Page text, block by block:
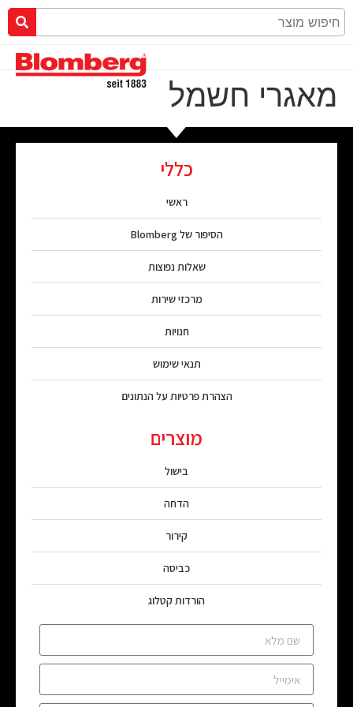
מאגרי חשמל
כללי
ראשי
הסיפור של Blomberg
שאלות נפוצות
מרכזי שירות
חנויות
תנאי שימוש
הצהרת פרטיות על הנתונים
מוצרים
בישול
הדחה
קירור
כביסה
הורדות קטלוג